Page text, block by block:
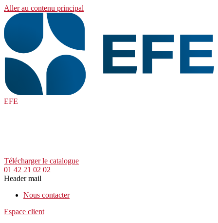
Aller au contenu principal
EFE
Télécharger le catalogue
01 42 21 02 02
Header mail
Nous contacter
Espace client